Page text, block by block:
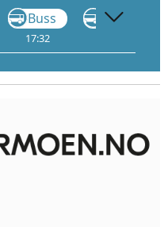
Buss
17:32
VY710